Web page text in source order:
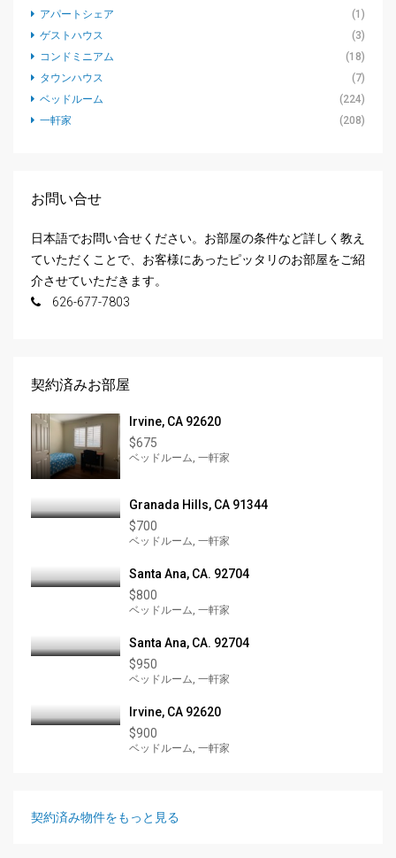
アパートシェア
(1)
ゲストハウス
(3)
コンドミニアム
(18)
タウンハウス
(7)
ベッドルーム
(224)
一軒家
(208)
お問い合せ
日本語でお問い合せください。お部屋の条件など詳しく教え
ていただくことで、お客様にあったピッタリのお部屋をご紹
介させていただきます。
626-677-7803
契約済みお部屋
Irvine, CA 92620
$675
ベッドルーム, 一軒家
Granada Hills, CA 91344
$700
ベッドルーム, 一軒家
Santa Ana, CA. 92704
$800
ベッドルーム, 一軒家
Santa Ana, CA. 92704
$950
ベッドルーム, 一軒家
Irvine, CA 92620
$900
ベッドルーム, 一軒家
契約済み物件をもっと見る